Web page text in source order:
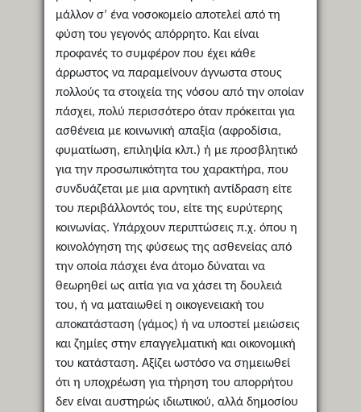
μάλλον σ’ ένα νοσοκομείο αποτελεί από τη
φύση του γεγονός απόρρητο. Και είναι
προφανές το συμφέρον που έχει κάθε
άρρωστος να παραμείνουν άγνωστα στους
πολλούς τα στοιχεία της νόσου από την οποίαν
πάσχει, πολύ περισσότερο όταν πρόκειται για
ασθένεια με κοινωνική απαξία (αφροδίσια,
φυματίωση, επιληψία κλπ.) ή με προσβλητικό
για την προσωπικότητα του χαρακτήρα, που
συνδυάζεται με μια αρνητική αντίδραση είτε
του περιβάλλοντός του, είτε της ευρύτερης
κοινωνίας. Υπάρχουν περιπτώσεις π.χ. όπου η
κοινολόγηση της φύσεως της ασθενείας από
την οποία πάσχει ένα άτομο δύναται να
θεωρηθεί ως αιτία για να χάσει τη δουλειά
του, ή να ματαιωθεί η οικογενειακή του
αποκατάσταση (γάμος) ή να υποστεί μειώσεις
και ζημίες στην επαγγελματική και οικονομική
του κατάσταση. Αξίζει ωστόσο να σημειωθεί
ότι η υποχρέωση για τήρηση του απορρήτου
δεν είναι αυστηρώς ιδιωτικού, αλλά δημοσίου